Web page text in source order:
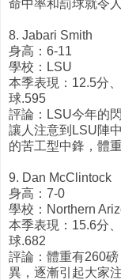
命中率和罰球就令
8. Jabari Smith
身高：6-11
學校：LSU
本季表現：12.5分
球.595
評論：LSU今年的
讓人注意到LSU陣
的苦工型中鋒，體
9. Dan McClintock
身高：7-0
學校：Northern
本季表現：15.6分
球.682
評論：體重有260
異，逐漸引起大家